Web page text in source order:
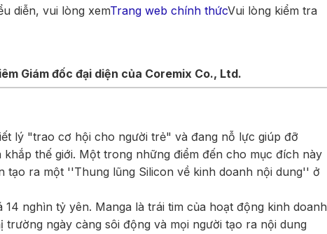
diễn, vui lòng xemTrang web chính thứcVui lòng kiểm tra
Giám đốc đại diện của Coremix Co., Ltd.
lý "trao cơ hội cho người trẻ" và đang nỗ lực giúp đỡ
thế giới. Một trong những điểm đến cho mục đích này
tạo ra một ''Thung lũng Silicon về kinh doanh nội dung'' ở
nghìn tỷ yên. Manga là trái tim của hoạt động kinh doanh
ngày càng sôi động và mọi người tạo ra nội dung